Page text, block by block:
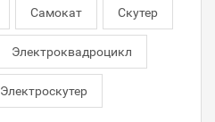
Самокат Скутер
Электроквадроцикл
Электроскутер